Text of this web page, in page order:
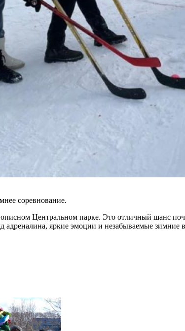
соревнование.
Центральном парке. Это отличный шанс
адреналина, яркие эмоции и незабываемые